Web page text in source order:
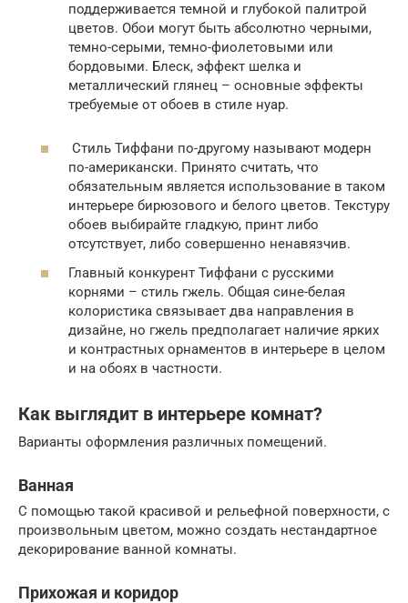
поддерживается темной и глубокой палитрой
цветов. Обои могут быть абсолютно черными,
темно-серыми, темно-фиолетовыми или
бордовыми. Блеск, эффект шелка и
металлический глянец – основные эффекты
требуемые от обоев в стиле нуар.
Стиль Тиффани по-другому называют модерн
по-американски. Принято считать, что
обязательным является использование в таком
интерьере бирюзового и белого цветов. Текстуру
обоев выбирайте гладкую, принт либо
отсутствует, либо совершенно ненавязчив.
Главный конкурент Тиффани с русскими
корнями – стиль гжель. Общая сине-белая
колористика связывает два направления в
дизайне, но гжель предполагает наличие ярких
и контрастных орнаментов в интерьере в целом
и на обоях в частности.
Как выглядит в интерьере комнат?
Варианты оформления различных помещений.
Ванная
С помощью такой красивой и рельефной поверхности, с
произвольным цветом, можно создать нестандартное
декорирование ванной комнаты.
Прихожая и коридор